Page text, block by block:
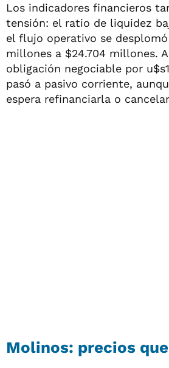
Los indicadores financieros
tensión: el ratio de liquidez
el flujo operativo se
millones a $24.704 millones.
obligación negociable por
pasó a pasivo corriente,
espera refinanciarla o
Molinos: precios